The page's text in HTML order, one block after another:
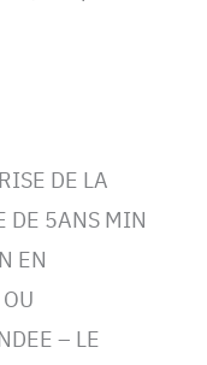
DE LA
DE 5ANS MIN
EN
– LE